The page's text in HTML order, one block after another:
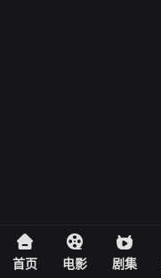
首页 电影 剧集